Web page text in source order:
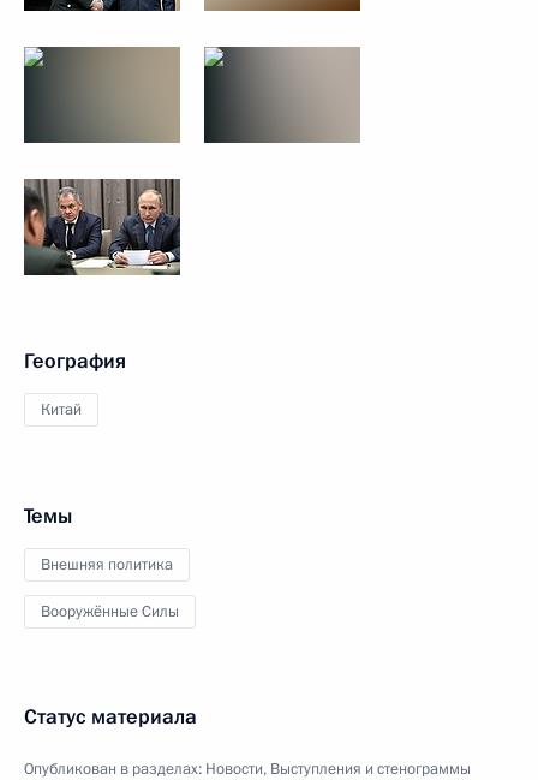
География
Китай
Темы
Внешняя политика
Вооружённые Силы
Статус материала
Опубликован в разделах: Новости, Выступления и стенограммы